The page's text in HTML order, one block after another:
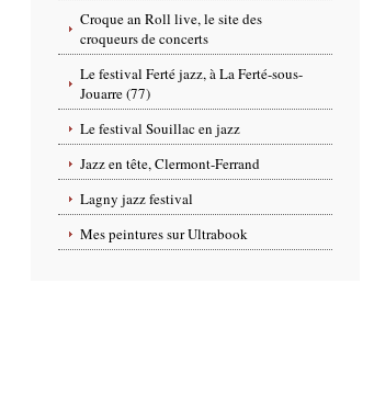
Croque an Roll live, le site des
croqueurs de concerts
Le festival Ferté jazz, à La Ferté-sous-
Jouarre (77)
Le festival Souillac en jazz
Jazz en tête, Clermont-Ferrand
Lagny jazz festival
Mes peintures sur Ultrabook